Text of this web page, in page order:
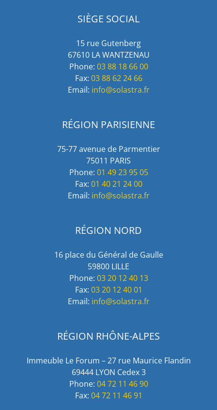
SIÈGE SOCIAL
15 rue Gutenberg
67610 LA WANTZENAU
Phone: 03 88 18 66 00
Fax: 03 88 62 24 66
Email: info@solastra.fr
RÉGION PARISIENNE
75-77 avenue de Parmentier
75011 PARIS
Phone: 01 49 23 95 05
Fax: 01 40 21 24 00
Email: info@solastra.fr
RÉGION NORD
16 place du Général de Gaulle
59800 LILLE
Phone: 03 20 12 40 13
Fax: 03 20 12 40 01
Email: info@solastra.fr
RÉGION RHÔNE-ALPES
Immeuble Le Forum – 27 rue Maurice Flandin
69444 LYON Cedex 3
Phone: 04 72 11 46 90
Fax: 04 72 11 46 91